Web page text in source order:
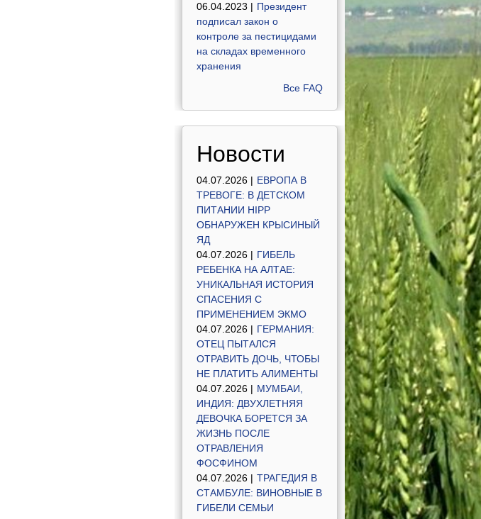
06.04.2023 | Президент
подписал закон о
контроле за пестицидами
на складах временного
хранения
Все FAQ
Новости
04.07.2026 | ЕВРОПА В
ТРЕВОГЕ: В ДЕТСКОМ
ПИТАНИИ HIPP
ОБНАРУЖЕН КРЫСИНЫЙ
ЯД
04.07.2026 | ГИБЕЛЬ
РЕБЕНКА НА АЛТАЕ:
УНИКАЛЬНАЯ ИСТОРИЯ
СПАСЕНИЯ С
ПРИМЕНЕНИЕМ ЭКМО
04.07.2026 | ГЕРМАНИЯ:
ОТЕЦ ПЫТАЛСЯ
ОТРАВИТЬ ДОЧЬ, ЧТОБЫ
НЕ ПЛАТИТЬ АЛИМЕНТЫ
04.07.2026 | МУМБАИ,
ИНДИЯ: ДВУХЛЕТНЯЯ
ДЕВОЧКА БОРЕТСЯ ЗА
ЖИЗНЬ ПОСЛЕ
ОТРАВЛЕНИЯ
ФОСФИНОМ
04.07.2026 | ТРАГЕДИЯ В
СТАМБУЛЕ: ВИНОВНЫЕ В
ГИБЕЛИ СЕМЬИ